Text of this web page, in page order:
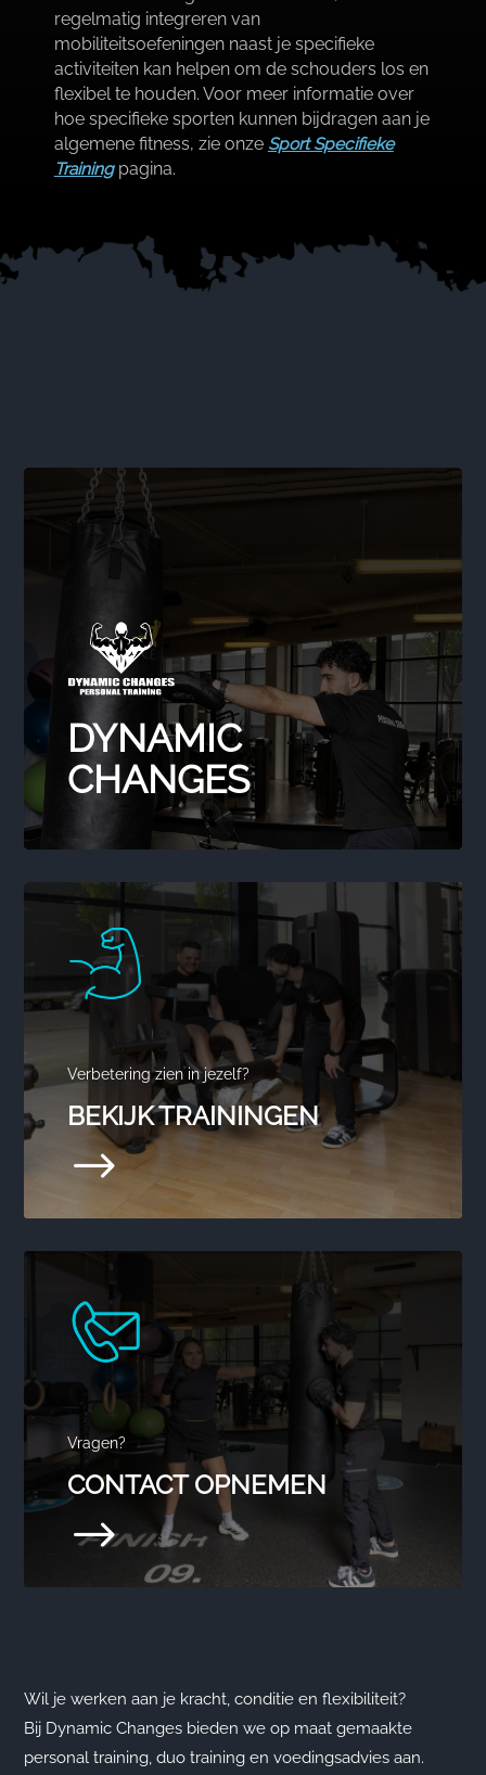
regelmatig integreren van
mobiliteitsoefeningen naast je specifieke
activiteiten kan helpen om de schouders los en
flexibel te houden.​ Voor meer informatie over
hoe specifieke sporten kunnen bijdragen aan je
algemene fitness, zie onze Sport Specifieke
Trainingpagina.​
DYNAMIC
CHANGES
Verbetering zien in jezelf?
BEKIJK TRAININGEN
$
Vragen?
CONTACT OPNEMEN
$
Wil je werken aan je kracht, conditie en flexibiliteit?
Bij Dynamic Changes bieden we op maat gemaakte
personal training, duo training en voedingsadvies aan.